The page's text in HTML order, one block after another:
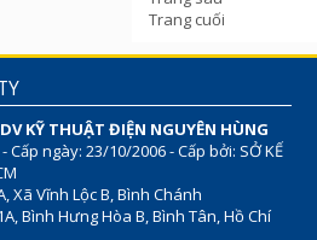
Trang cuối
KỸ THUẬT ĐIỆN NGUYÊN HÙNG
Cấp ngày: 23/10/2006 - Cấp bởi: SỞ KẾ
Xã Vĩnh Lộc B, Bình Chánh
Bình Hưng Hòa B, Bình Tân, Hồ Chí